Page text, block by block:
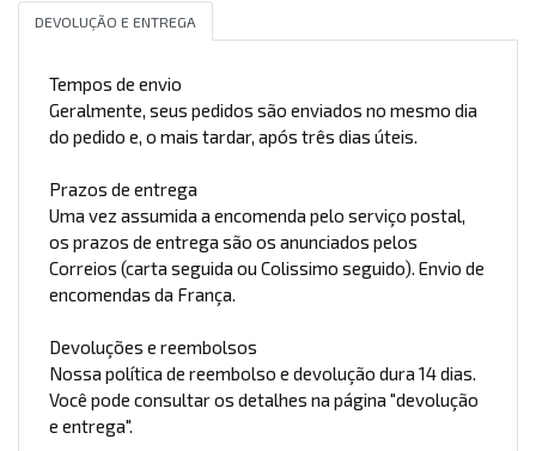
DEVOLUÇÃO E ENTREGA
Tempos de envio
Geralmente, seus pedidos são enviados no mesmo dia
do pedido e, o mais tardar, após três dias úteis.
Prazos de entrega
Uma vez assumida a encomenda pelo serviço postal,
os prazos de entrega são os anunciados pelos
Correios (carta seguida ou Colissimo seguido). Envio de
encomendas da França.
Devoluções e reembolsos
Nossa política de reembolso e devolução dura 14 dias.
Você pode consultar os detalhes na página "devolução
e entrega".